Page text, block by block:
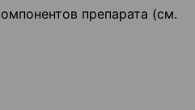
препарата (см.